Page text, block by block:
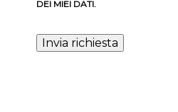
DEI MIEI DATI.